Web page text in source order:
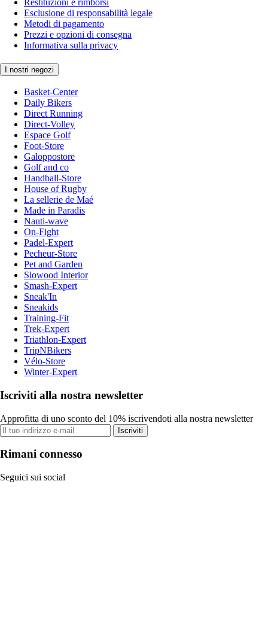
Esclusione di responsabilità legale
Metodi di pagamento
Prezzi e opzioni di consegna
Informativa sulla privacy
I nostri negozi
Basket-Center
Daily Bikers
Direct Running
Direct-Volley
Espace Golf
Foot-Store
Galoppostore
Golf and co
Handball-Store
House of Rugby
La sellerie de Maé
Made in Paradis
Nauti-wave
On-Fight
Padel-Expert
Pecheur-Store
Pet and Garden
Slowood Interior
Smash-Expert
Sneak'In
Sneakids
Training-Fit
Trek-Expert
Triathlon-Expert
TripNBikers
Vélo-Store
Winter-Expert
Iscriviti alla nostra newsletter
Approfitta di uno sconto del 10% iscrivendoti alla nostra newsletter
Iscriviti
Rimani connesso
Seguici sui social